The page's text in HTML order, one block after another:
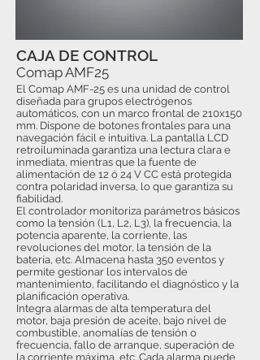
El Comap AMF-25 es una unidad de control
diseñada para grupos electrógenos
automáticos, con un marco frontal de 210x150
mm. Dispone de botones frontales para una
navegación fácil e intuitiva. La pantalla LCD
retroiluminada garantiza una lectura clara e
inmediata, mientras que la fuente de
alimentación de 12 ó 24 V CC está protegida
contra polaridad inversa, lo que garantiza su
fiabilidad.
El controlador monitoriza parámetros básicos
como la tensión (L1, L2, L3), la frecuencia, la
potencia aparente, la corriente, las
revoluciones del motor, la tensión de la
batería, etc. Almacena hasta 350 eventos y
permite gestionar los intervalos de
mantenimiento, facilitando el diagnóstico y la
planificación operativa.
Integra alarmas de alta temperatura del
motor, baja presión de aceite, bajo nivel de
combustible, anomalías de tensión o
frecuencia, fallo de arranque, superación de
la corriente máxima, etc. Cada alarma puede
CAJA DE CONTROL
Comap AMF25